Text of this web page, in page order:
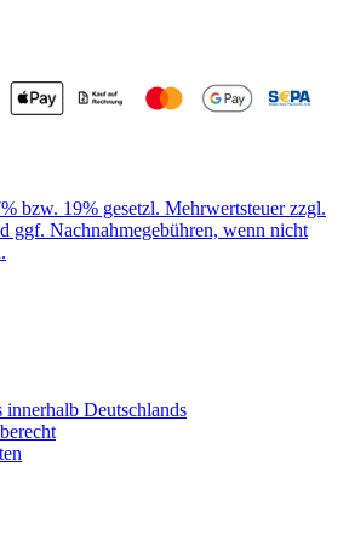
bzw. 19% gesetzl. Mehrwertsteuer zzgl.
ggf. Nachnahmegebühren, wenn nicht
innerhalb Deutschlands